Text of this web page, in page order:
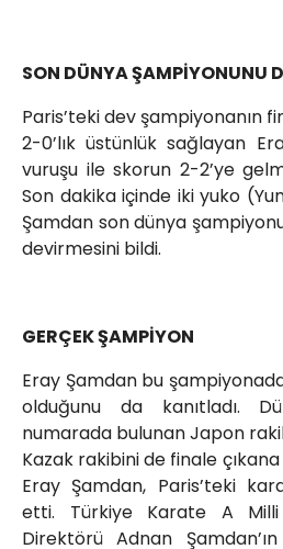
SON DÜNYA ŞAMPİYONUNU
Paris’teki dev şampiyonanın
2-0’lık üstünlük sağlayan
vuruşu ile skorun 2-2’ye
Son dakika içinde iki yuko
Şamdan son dünya
devirmesini bildi.
GERÇEK ŞAMPİYON
Eray Şamdan bu
olduğunu da kanıtladı.
numarada bulunan Japon
Kazak rakibini de finale çıkana
Eray Şamdan, Paris’teki
etti. Türkiye Karate A Milli
Direktörü Adnan